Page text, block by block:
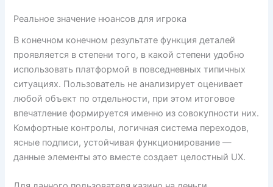
Реальное значение нюансов для игрока
В конечном конечном результате функция деталей
проявляется в степени того, в какой степени удобно
использовать платформой в повседневных типичных
ситуациях. Пользователь не анализирует оценивает
любой объект по отдельности, при этом итоговое
впечатление формируется именно из совокупности них.
Комфортные контролы, логичная система переходов,
ясные подписи, устойчивая функционирование —
данные элементы это вместе создает целостный UX.